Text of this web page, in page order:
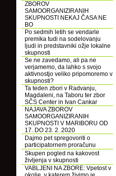
ZBOROV
SAMOORGANIZIRANIH
SKUPNOSTI NEKAJ ČASA NE
BO
Po sedmih letih se vendarle
premika tudi na sodelovanju
ljudi in predstavniki ožje lokalne
skupnosti
Se ne zavedamo, ali pa ne
verjamemo, da lahko s svojo
aktivnostjo veliko pripomoremo v
skupnosti?
Ta teden zbori v Radvanju,
Magdaleni, na Taboru ter zbor
SČS Center in Ivan Cankar
NAJAVA ZBOROV
SAMOORGANIZIRANIH
SKUPNOSTI V MARIBORU OD
17. DO 23. 2. 2020
Dajmo pet spregovoriti o
participatornem proračunu
Skupen pogled na kakovost
življenja v skupnosti
VABLJENI NA ZBORE: Vpetost v